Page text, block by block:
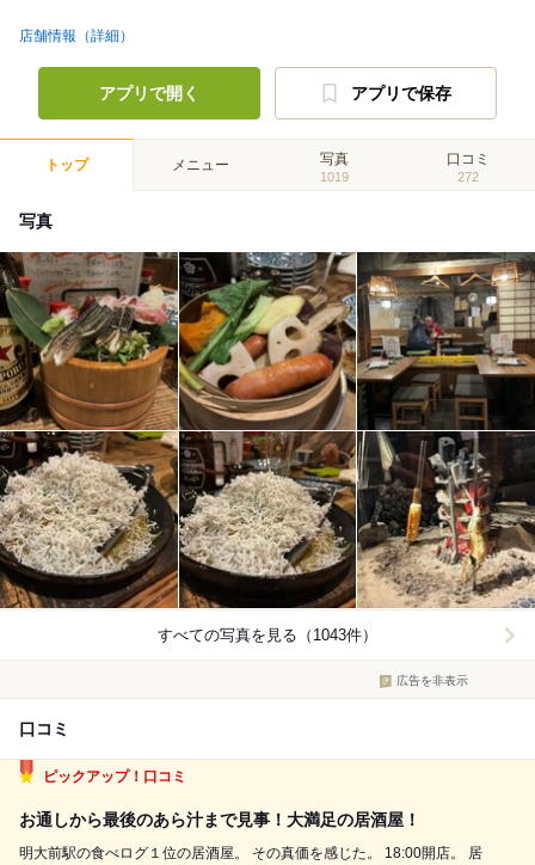
店舗情報（詳細）
アプリで開く アプリで保存
トップ メニュー 写真
1019
口コミ
272
写真
すべての写真を見る（1043件）
広告を非表示
口コミ
ピックアップ！口コミ
お通しから最後のあら汁まで見事！大満足の居酒屋！
明大前駅の食べログ１位の居酒屋。 その真価を感じた。 18:00開店。 居